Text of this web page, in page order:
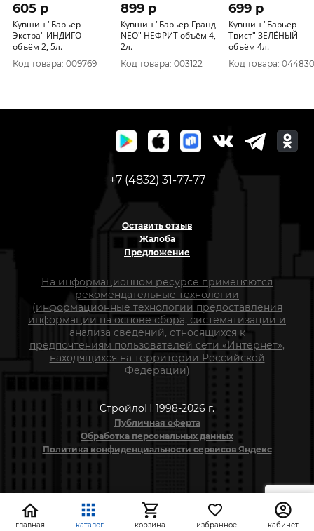
605 p
Кувшин "Барьер-
Экстра" ИНДИГО
объём 2, 5л.
Код товара: 009769
899 p
Кувшин "Барьер-Гранд
NEO" НЕФРИТ объём 4,
2л.
Код товара: 003122
699 p
Кувшин "Барьер-
Твист" ЗЕЛЁНЫЙ
объём 4л.
Код товара: 044830
+7 (4832) 31-77-77
Оставить отзыв
Жалоба
Предложение
На информационном ресурсе применяются
рекомендательные технологии
(информационные технологии предоставления
информации на основе сбора, систематизации и
анализа сведений, относящихся к
предпочтениям пользователей сети «Интернет»,
находящихся на территории Российской
Федерации)
СтройлоН 1998-2026 г.
Публичная оферта
Обработка персональных данных
Политика конфиденциальности сервисов Яндекс
главная каталог корзина избранное кабинет